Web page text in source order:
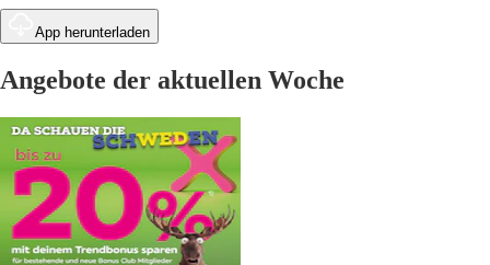
App herunterladen
Angebote der aktuellen Woche